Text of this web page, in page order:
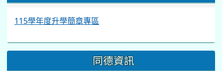
115學年度升學簡章專區
同德資訊